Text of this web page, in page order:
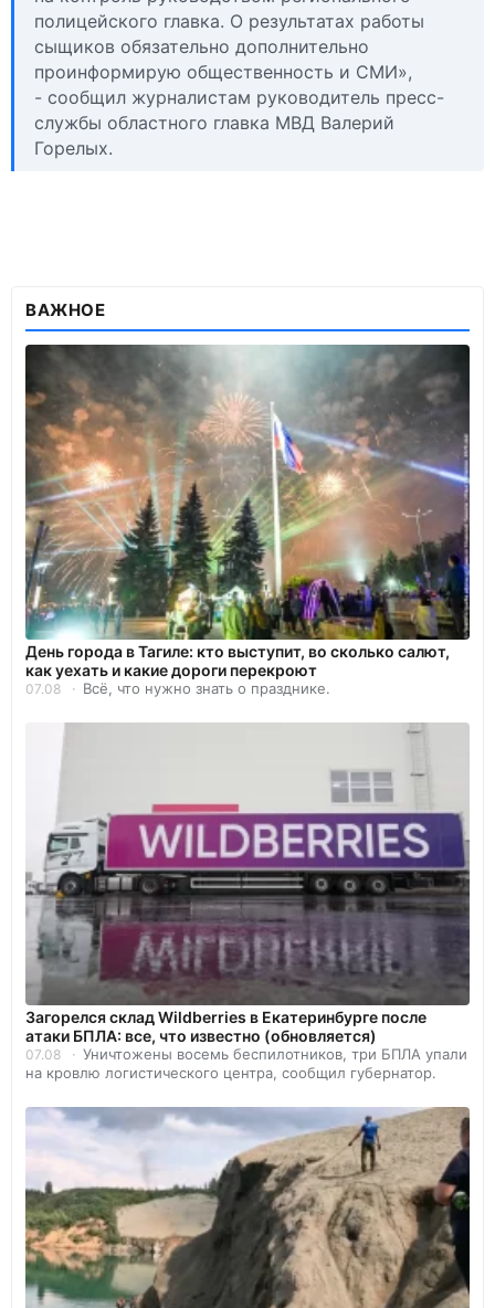
полицейского главка. О результатах работы
сыщиков обязательно дополнительно
проинформирую общественность и СМИ»,
- сообщил журналистам руководитель пресс-
службы областного главка МВД Валерий
Горелых.
ВАЖНОЕ
День города в Тагиле: кто выступит, во сколько салют,
как уехать и какие дороги перекроют
07.08 Всё, что нужно знать о празднике.
Загорелся склад Wildberries в Екатеринбурге после
атаки БПЛА: все, что известно (обновляется)
07.08
Уничтожены восемь беспилотников, три БПЛА упали
на кровлю логистического центра, сообщил губернатор.